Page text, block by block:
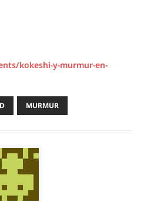
kokeshi-y-murmur-en-
MURMUR